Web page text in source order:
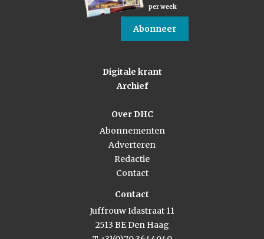
per week
Abonneer
Digitale krant
Archief
Over DHC
Abonnementen
Adverteren
Redactie
Contact
Contact
Juffrouw Idastraat 11
2513 BE Den Haag